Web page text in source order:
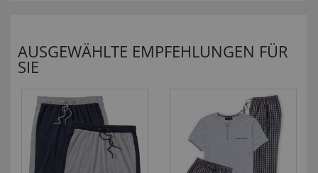
AUSGEWÄHLTE EMPFEHLUNGEN FÜR
SIE